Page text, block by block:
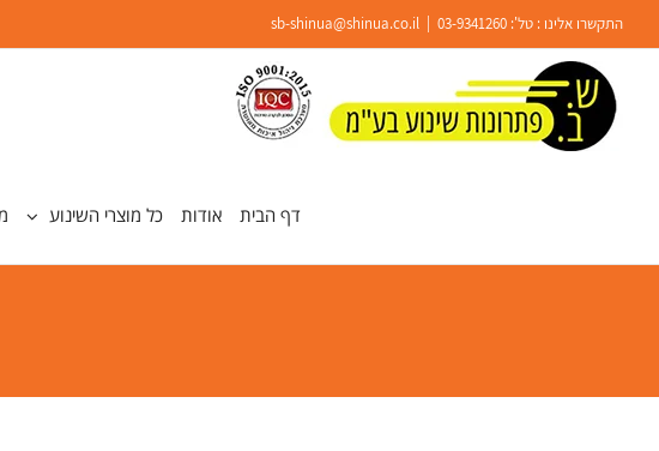
פתח סרגל נגישות
content
התקשרו אלינו : טל': 03-9341260
sb-shinua@shinua.co.il
דף הבית אודות כל מוצרי השינוע